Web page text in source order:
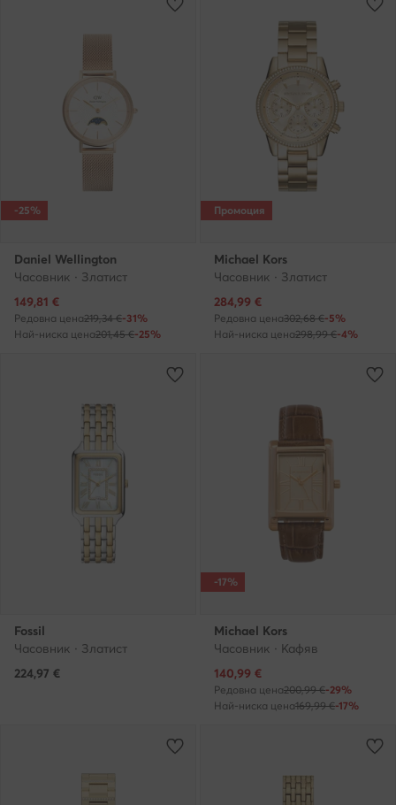
-25%
Daniel Wellington
Часовник · Златист
Актуална цена
149,81 €
Редовна цена219,34 €-31%
Най-ниска цена201,45 €-25%
Промоция
Michael Kors
Часовник · Златист
Актуална цена
284,99 €
Редовна цена302,68 €-5%
Най-ниска цена298,99 €-4%
Fossil
Часовник · Златист
224,97 €
-17%
Michael Kors
Часовник · Кафяв
Актуална цена
140,99 €
Редовна цена200,99 €-29%
Най-ниска цена169,99 €-17%